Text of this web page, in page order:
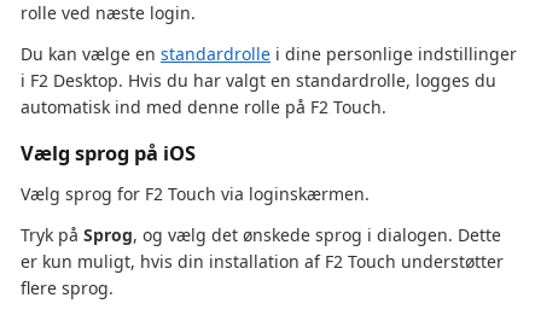
rolle ved næste login.
Du kan vælge en standardrolle i dine personlige indstillinger
i F2 Desktop. Hvis du har valgt en standardrolle, logges du
automatisk ind med denne rolle på F2 Touch.
Vælg sprog på iOS
Vælg sprog for F2 Touch via loginskærmen.
Tryk på Sprog, og vælg det ønskede sprog i dialogen. Dette
er kun muligt, hvis din installation af F2 Touch understøtter
flere sprog.